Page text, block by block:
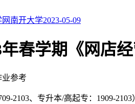
南开大学2023-05-09
春学期《网店
参考
2103、专升本/高起专：1909-